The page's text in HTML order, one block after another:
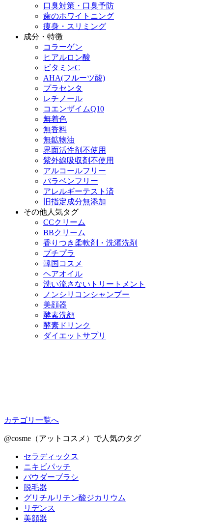
口臭対策・口臭予防
歯のホワイトニング
痩身・スリミング
成分・特徴
コラーゲン
ヒアルロン酸
ビタミンC
AHA(フルーツ酸)
プラセンタ
レチノール
コエンザイムQ10
無着色
無香料
無鉱物油
界面活性剤不使用
紫外線吸収剤不使用
アルコールフリー
パラベンフリー
アレルギーテスト済
旧指定成分無添加
その他人気タグ
CCクリーム
BBクリーム
香りつき柔軟剤・洗濯洗剤
プチプラ
韓国コスメ
ヘアオイル
洗い流さないトリートメント
ノンシリコンシャンプー
美顔器
酵素洗顔
酵素ドリンク
ダイエットサプリ
カテゴリ一覧へ
@cosme（アットコスメ）で人気のタグ
セラディックス
ニキビパッチ
パウダーブラシ
脱毛器
グリチルリチン酸ジカリウム
リデンス
美顔器